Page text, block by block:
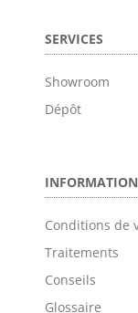
SERVICES
Showroom
Dépôt
Conditions de
Traitements
Conseils
Glossaire